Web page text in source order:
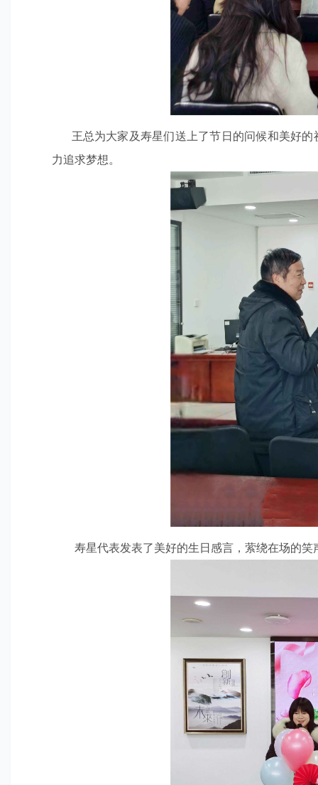
王总为大家及寿星们送上了节日的问候和美好
力追求梦想。
寿星代表发表了美好的生日感言，萦绕在场的